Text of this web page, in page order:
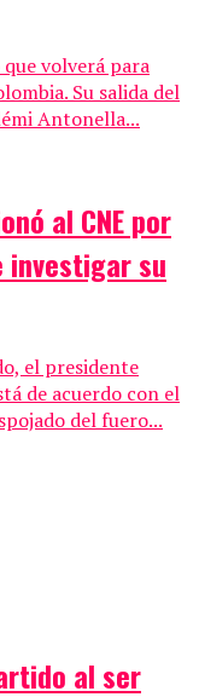
volverá para
Su salida del
Antonella...
al CNE por
investigar su
el presidente
de acuerdo con el
del fuero...
al ser